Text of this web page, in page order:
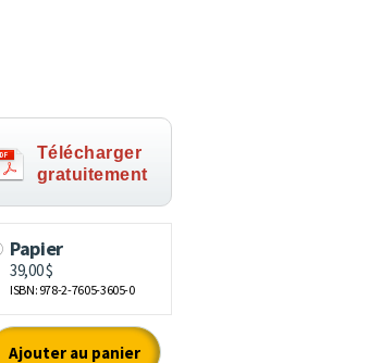
Télécharger
gratuitement